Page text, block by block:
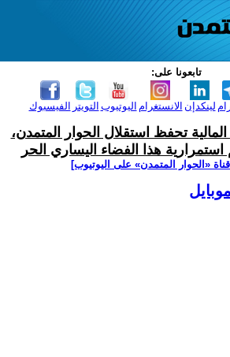
تابعونا على:
الفيسبوك التويتر اليوتيوب الانستغرام لينكدإن
تحفظ استقلال الحوار المتمدن،
هذا الفضاء اليساري الحر
‫«الحوار المتمدن» على اليوتيوب]